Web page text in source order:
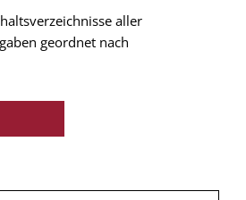
aller
geordnet nach